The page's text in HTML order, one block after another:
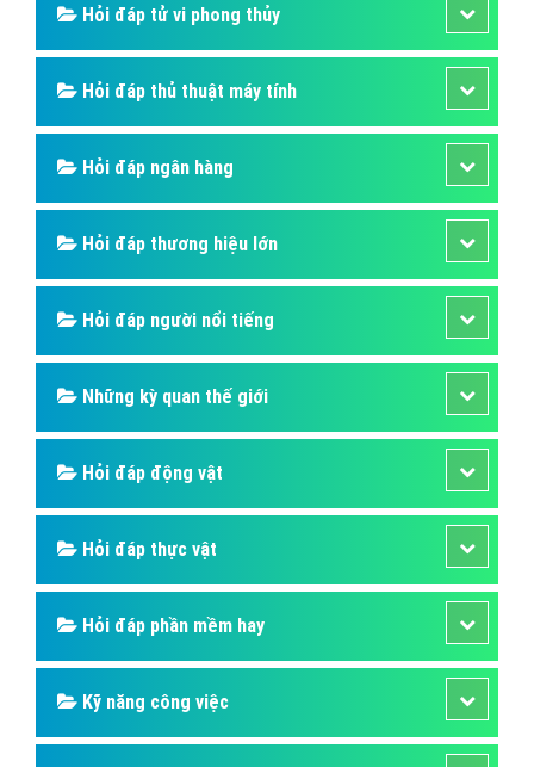
website của bạn, với đơn vị tính là lượt truy cập. Mỗi
trang web khác nhau thì sẽ có lưu lượng truy cập khác
nhau.
Hỏi đáp là gì
Hỏi đáp SIM số
Hỏi đáp ẩm thực
Hỏi đáp du lịch
Hỏi đáp sức khỏe
Hỏi đáp tử vi phong thủy
Hỏi đáp thủ thuật máy tính